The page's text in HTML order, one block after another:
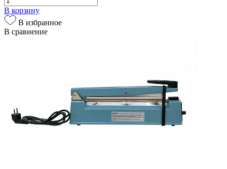
В корзину
В избранное
В сравнение